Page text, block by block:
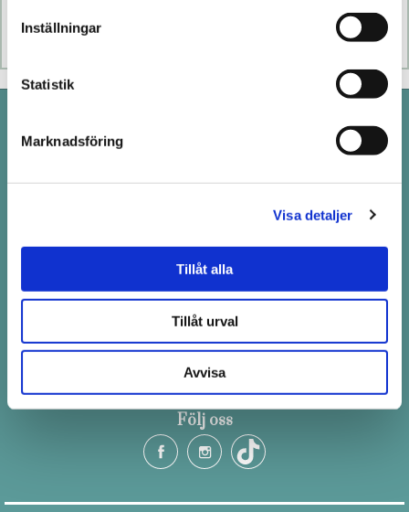
Inställningar
Statistik
Marknadsföring
Visa detaljer
Tillåt alla
Tillåt urval
Avvisa
Köp
Drottninggatan 100 i Stockholm
Ordinarie öppetider
Måndag - Fredag 10.00-19.00
Lördag 10.30 - 18.30
Söndag 12.00 - 16.00
Följ oss